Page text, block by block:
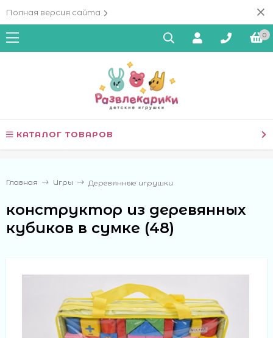
Полная версия сайта
0
КАТАЛОГ ТОВАРОВ
Главная Игры Деревянные игрушки
конструктор из деревянных
кубиков в сумке (48)